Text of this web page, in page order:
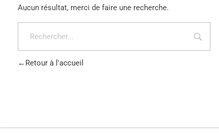
Aucun résultat, merci de faire une recherche.
Retour à l'accueil